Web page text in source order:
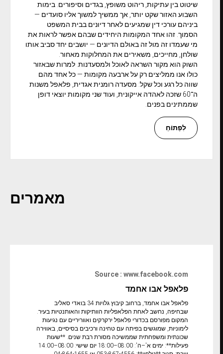
שיטוט בין עתיקות, ריהוט משופץ, בגדים וסיפורים. בימות
השבוע האזור שקט יותר, אך ממשיך למשוך אליו סועדים —
ביניהם עורכי דין שמגיעים לאחר דיונים בבית המשפט
הסמוך. זהו אחד המקומות היחידים שבהם אפשר לראות את
מי שעמדו זה מול זה באולם הדיונים — יושבים יחד סביב אותו
שולחן, מחייכים, משאירים את המחלוקות מאחור.
השוק הוא מקור השראה לאוכל ולמסעדנות. למרות שבאזור
כולו אנו ממליצים רק על ארבעה מקומות — כל אחד מהם
שווה כל רגע וכל שקל: מסעדה רומנית אגדית, פלאפל משנות
ה־60 שזכה לאהדה אייקונית, ועוד שני מקומות יוצאי דופן
שממתינים בפנים.
לִפְתוֹחַ
מאמרים
Source : www.facebook.com
פלאפל אבו אחמד
פלאפל אבו אחמד, ברחוב קיבוץ גלויות 34 בואדי סאליב
שבחיפה, נחשב לאחת הפלאפליות הוותיקות והאותנטיות בעיר.
המקום מפורסם בכדורי פלאפל ירקרקים ואווריריים עם נגיעות
לימוניות, שמוגשים בפיתה עם טחינה ורכיבים בסיסיים, באווירה
שכונתית ומשפחתית שממשיכה מסורת רבת שנים. **שעות
פעילות**: ימים א'–ה': 08:00–18:00 יום שישי: 08:00–14:00